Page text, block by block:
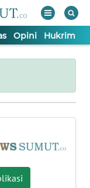
Opini Hukrim